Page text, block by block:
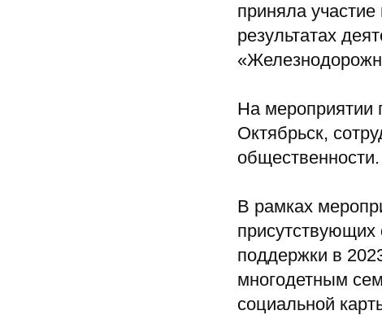
приняла
результатах
На мероприятии
Октябрьск,
общественности.
В рамках
присутствующих
поддержки в
многодетным
социальной